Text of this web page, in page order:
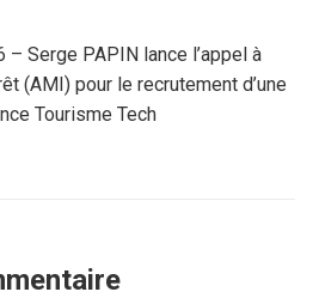
– Serge PAPIN lance l’appel à
(AMI) pour le recrutement d’une
Tourisme Tech